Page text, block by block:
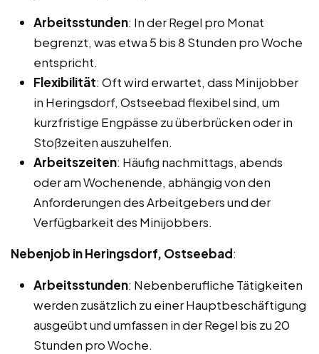
Arbeitsstunden: In der Regel pro Monat
begrenzt, was etwa 5 bis 8 Stunden pro Woche
entspricht.
Flexibilität: Oft wird erwartet, dass Minijobber
in Heringsdorf, Ostseebad flexibel sind, um
kurzfristige Engpässe zu überbrücken oder in
Stoßzeiten auszuhelfen.
Arbeitszeiten: Häufig nachmittags, abends
oder am Wochenende, abhängig von den
Anforderungen des Arbeitgebers und der
Verfügbarkeit des Minijobbers.
Nebenjob in Heringsdorf, Ostseebad:
Arbeitsstunden: Nebenberufliche Tätigkeiten
werden zusätzlich zu einer Hauptbeschäftigung
ausgeübt und umfassen in der Regel bis zu 20
Stunden pro Woche.